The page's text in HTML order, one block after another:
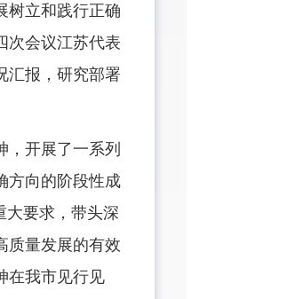
树立和践行正确
次会议江苏代表
汇报，研究部署
开展了一系列
方向的阶段性成
大要求，带头深
质量发展的有效
在我市见行见